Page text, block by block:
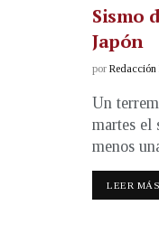
Sismo
Japón
por
Un
martes el
menos
LEER MÁS